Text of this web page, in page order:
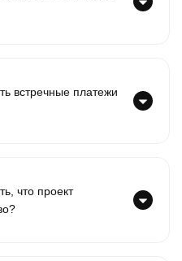
встречные платежи
что проект